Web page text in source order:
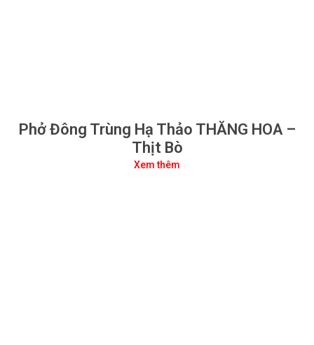
Phở Đông Trùng Hạ Thảo THĂNG HOA –
Thịt Bò
Xem thêm